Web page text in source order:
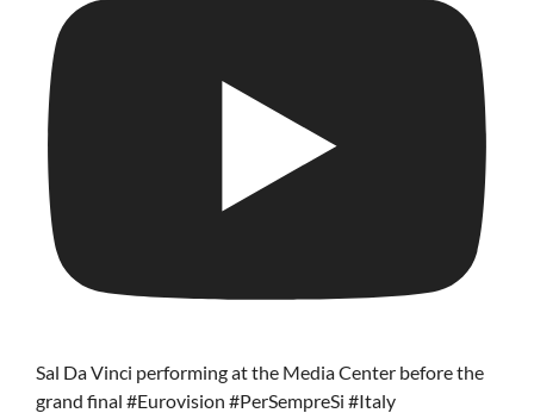
Sal Da Vinci performing at the Media Center before the
grand final #Eurovision #PerSempreSi #Italy